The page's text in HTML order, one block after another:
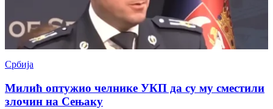
Србија
Милић оптужио челнике УКП да су му сместили
злочин на Сењаку